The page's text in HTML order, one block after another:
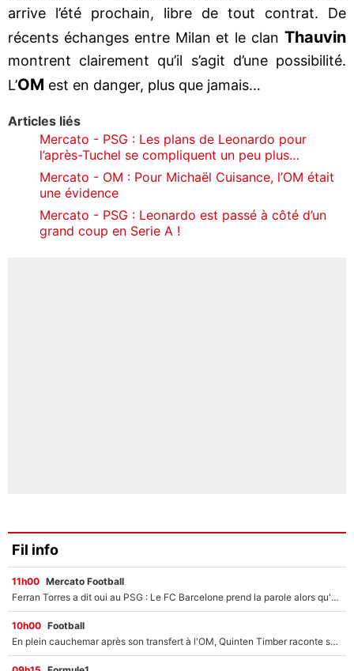
arrive l’été prochain, libre de tout contrat. De
récents échanges entre Milan et le clan Thauvin
montrent clairement qu’il s’agit d’une possibilité.
L’OM est en danger, plus que jamais…
Articles liés
Mercato - PSG : Les plans de Leonardo pour
l’après-Tuchel se compliquent un peu plus…
Mercato - OM : Pour Michaël Cuisance, l’OM était
une évidence
Mercato - PSG : Leonardo est passé à côté d’un
grand coup en Serie A !
Fil info
11h00 Mercato Football
Ferran Torres a dit oui au PSG : Le FC Barcelone prend la parole alors qu'un transfert de l'attaquant espagnol prend forme
10h00 Football
En plein cauchemar après son transfert à l'OM, Quinten Timber raconte ses doutes après sa signature à Marseille